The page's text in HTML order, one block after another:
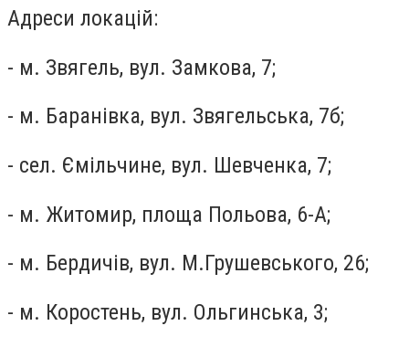
Адреси локацій:
- м. Звягель, вул. Замкова, 7;
- м. Баранівка, вул. Звягельська, 7б;
- сел. Ємільчине, вул. Шевченка, 7;
- м. Житомир, площа Польова, 6-А;
- м. Бердичів, вул. М.Грушевського, 26;
- м. Коростень, вул. Ольгинська, 3;